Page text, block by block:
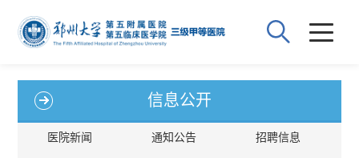
信息公开
医院新闻 通知公告 招聘信息